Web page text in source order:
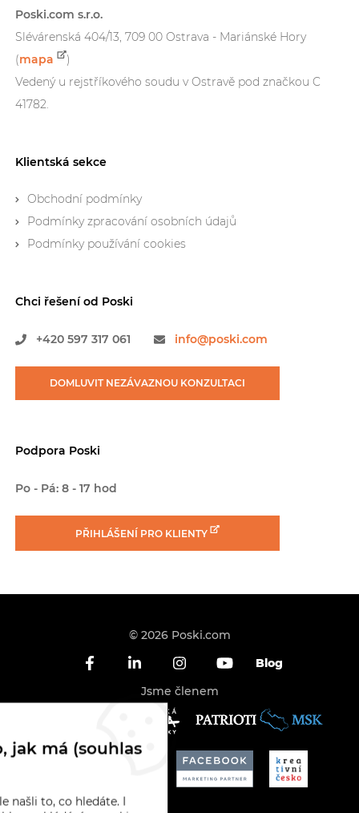
Poski.com s.r.o.
Slévárenská 404/13, 709 00 Ostrava - Mariánské Hory
(mapa
)
Vedený u rejstříkového soudu v Ostravě pod značkou C
41782.
Klientská sekce
Obchodní podmínky
Podmínky zpracování osobních údajů
Podmínky používání cookies
Chci řešení od Poski
+420 597 317 061 info@poski.com
DOMLUVIT NEZÁVAZNOU KONZULTACI
Podpora Poski
Po - Pá: 8 - 17 hod
PŘIHLÁŠENÍ PRO KLIENTY
© 2026 Poski.com
Blog
Jsme členem
jak má (souhlas
našli to, co hledáte. I